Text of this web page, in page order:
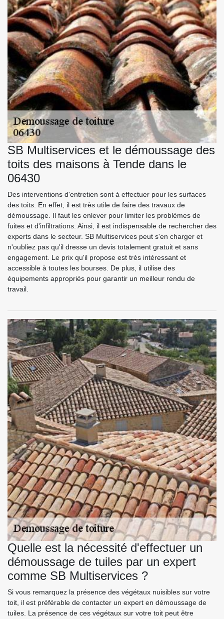
SB Multiservices et le démoussage des
toits des maisons à Tende dans le
06430
Des interventions d'entretien sont à effectuer pour les surfaces
des toits. En effet, il est très utile de faire des travaux de
démoussage. Il faut les enlever pour limiter les problèmes de
fuites et d'infiltrations. Ainsi, il est indispensable de rechercher des
experts dans le secteur. SB Multiservices peut s'en charger et
n'oubliez pas qu'il dresse un devis totalement gratuit et sans
engagement. Le prix qu'il propose est très intéressant et
accessible à toutes les bourses. De plus, il utilise des
équipements appropriés pour garantir un meilleur rendu de
travail.
Quelle est la nécessité d'effectuer un
démoussage de tuiles par un expert
comme SB Multiservices ?
Si vous remarquez la présence des végétaux nuisibles sur votre
toit, il est préférable de contacter un expert en démoussage de
tuiles. La présence de ces végétaux sur votre toit peut être